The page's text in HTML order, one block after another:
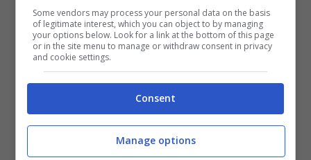
volta è una violenza insopportabile,
successo anche che l’abbiano trascinato
dentro di peso, contro la sua volontà
che segue il piccolo sostiene
chele relazioni tra padre e figlio sono
condizionate dalla donna la quale
Some vendors may process your personal data on the basis
of legitimate interest, which you can object to by managing
your options below. Look for a link at the bottom of this page
or in the site menu to manage or withdraw consent in privacy
and cookie settings.
Consent
Manage options